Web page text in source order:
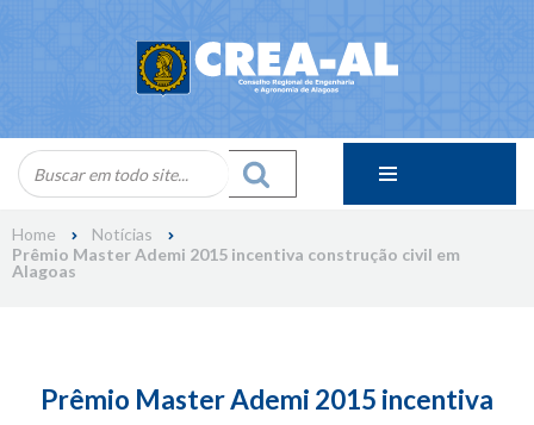
Home
Notícias
Prêmio Master Ademi 2015 incentiva construção civil em
Alagoas
Prêmio Master Ademi 2015 incentiva